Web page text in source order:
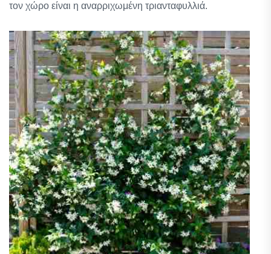
τον χώρο είναι η αναρριχωμένη τριανταφυλλιά.